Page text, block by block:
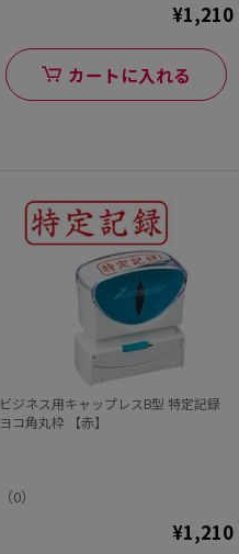
¥1,210
カートに入れる
ビジネス用キャップレスB型 特定記録
ヨコ角丸枠 【赤】
（0）
¥1,210